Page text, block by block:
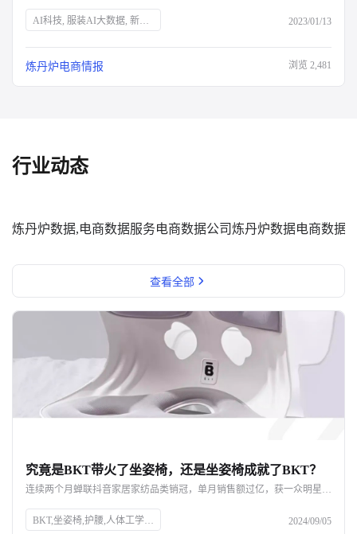
AI科技, 服装AI大数据, 新消费品牌, Z世代, 新中产, 银发经济, 宅经济, 户外经济, 情绪消费, 短视频营销, 直播营销, 登山, 垂钓, 露营, 滑雪, 防疫政策, 保健意识, 宠物经济, 国货崛起 2023/01/13
炼丹炉电商情报 浏览 2,481
行业动态
炼丹炉数据,电商数据服务电商数据公司炼丹炉数据电商数据
查看全部
究竟是BKT带火了坐姿椅，还是坐姿椅成就了BKT？
连续两个月蝉联抖音家居家纺品类销冠，单月销售额过亿，获一众明星网红力挺，BKT如何凭借一款坐姿椅实现声量销量双开花？ 即便不断被质疑是“智商税”，好评率却依旧高达98%，成为打工人的新一代工位搭子，BKT坐姿椅爆单的背后，又命中了哪些网红密码？ 究竟是BKT带火了坐姿椅，还是坐姿椅成就了BKT呢？
BKT,坐姿椅,护腰,人体工学,抖音,家居家纺,销量,网红,品牌力,电商布局,直播带货,消费者需求 2024/09/05